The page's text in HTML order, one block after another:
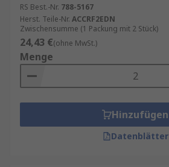
RS Best.-Nr. 788-5167
Herst. Teile-Nr. ACCRF2EDN
Zwischensumme (1 Packung mit 2 Stück)
24,43 €(ohne MwSt.)
Menge
Hinzufügen
Datenblätter